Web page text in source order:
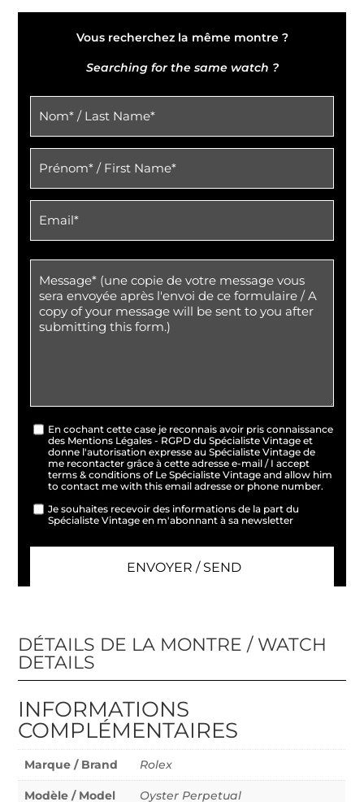
Vous recherchez la même montre ?
Searching for the same watch ?
En cochant cette case je reconnais avoir pris connaissance
des Mentions Légales - RGPD du Spécialiste Vintage et
donne l'autorisation expresse au Spécialiste Vintage de
me recontacter grâce à cette adresse e-mail / I accept
terms & conditions of Le Spécialiste Vintage and allow him
to contact me with this email adresse or phone number.
Je souhaites recevoir des informations de la part du
Spécialiste Vintage en m'abonnant à sa newsletter
DÉTAILS DE LA MONTRE / WATCH
DETAILS
INFORMATIONS
COMPLÉMENTAIRES
Marque / Brand Rolex
Modèle / Model Oyster Perpetual